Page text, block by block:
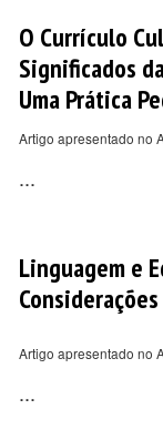
O Currículo
Significados
Uma Prática
Artigo apresentado no
...
Linguagem e
Artigo apresentado no
...